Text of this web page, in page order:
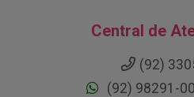
Central de
(92)
(92) 98291-